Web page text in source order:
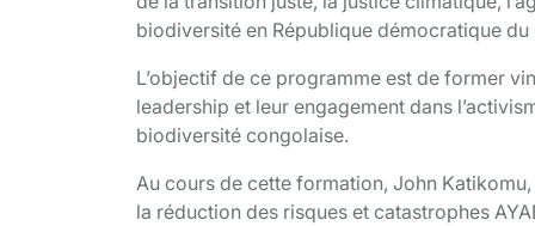
biodiversité en République démocratique du
L’objectif de ce programme est de former
leadership et leur engagement dans
biodiversité congolaise.
Au cours de cette formation, John
la réduction des risques et catastrophes